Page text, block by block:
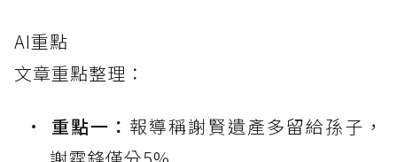
AI重點
文章重點整理：
重點一： 報導稱謝賢遺產多留給孫子，